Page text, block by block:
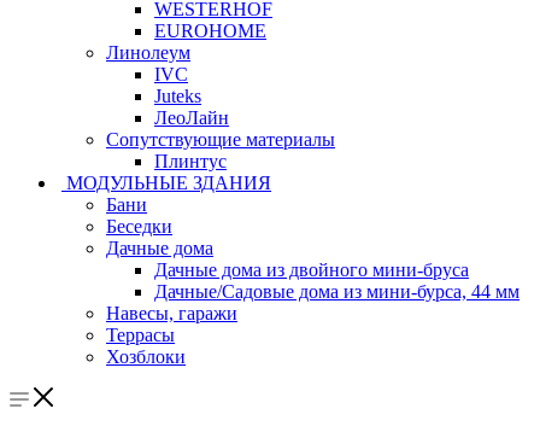
WESTERHOF
EUROHOME
Линолеум
IVC
Juteks
ЛеоЛайн
Сопутствующие материалы
Плинтус
МОДУЛЬНЫЕ ЗДАНИЯ
Бани
Беседки
Дачные дома
Дачные дома из двойного мини-бруса
Дачные/Садовые дома из мини-бурса, 44 мм
Навесы, гаражи
Террасы
Хозблоки